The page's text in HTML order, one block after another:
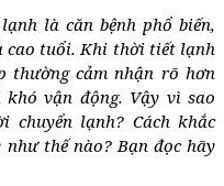
là căn bệnh phổ biến,
cao tuổi. Khi thời tiết lạnh
thường cảm nhận rõ hơn
vận động. Vậy vì sao
lạnh? Cách khắc
thế nào? Bạn đọc hãy